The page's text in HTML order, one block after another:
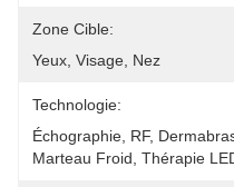
Zone Cible:
Yeux, Visage, Nez
Technologie:
Échographie, RF,
Marteau Froid, Thérapie